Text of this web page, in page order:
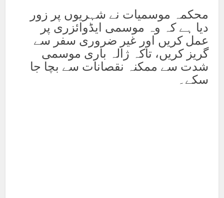
محکمہ موسمیات نے شہریوں پر زور
دیا ہے کہ وہ موسمی ایڈوائزری پر
عمل کریں اور غیر ضروری سفر سے
گریز کریں، تاکہ ژالہ باری موسمی
شدت سے ممکنہ نقصانات سے بچا جا
سکے۔